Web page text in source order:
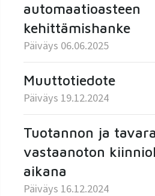
automaatioasteen
kehittämishanke
Päiväys 06.06.2025
Muuttotiedote
Päiväys 19.12.2024
Tuotannon ja
vastaanoton
aikana
Päiväys 16.12.2024